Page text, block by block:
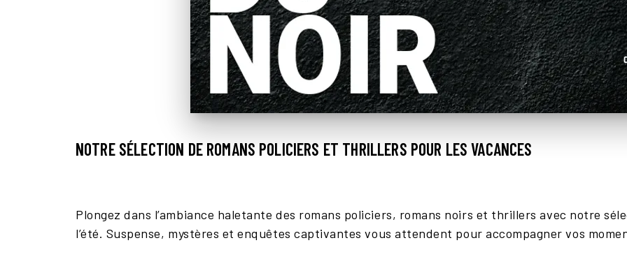
NOTRE SÉLECTION DE ROMANS POLICIERS ET THRILLERS POUR LES VACANCES
Plongez dans l’ambiance haletante des romans policiers, romans noirs et thrillers avec notre
l’été. Suspense, mystères et enquêtes captivantes vous attendent pour accompagner vos